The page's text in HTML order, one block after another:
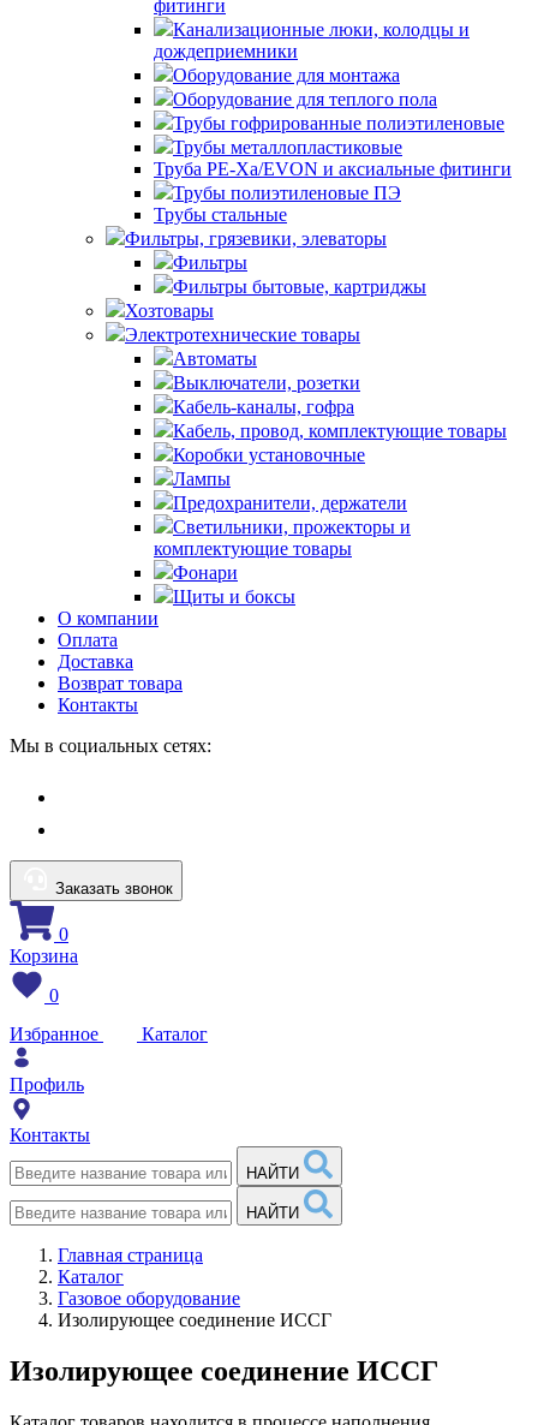
фитинги
Канализационные люки, колодцы и
дождеприемники
Оборудование для монтажа
Оборудование для теплого пола
Трубы гофрированные полиэтиленовые
Трубы металлопластиковые
Труба PE-Xa/EVON и аксиальные фитинги
Трубы полиэтиленовые ПЭ
Трубы стальные
Фильтры, грязевики, элеваторы
Фильтры
Фильтры бытовые, картриджы
Хозтовары
Электротехнические товары
Автоматы
Выключатели, розетки
Кабель-каналы, гофра
Кабель, провод, комплектующие товары
Коробки установочные
Лампы
Предохранители, держатели
Светильники, прожекторы и
комплектующие товары
Фонари
Щиты и боксы
О компании
Оплата
Доставка
Возврат товара
Контакты
Мы в социальных сетях:
Заказать звонок
0
Корзина
0
Избранное
Каталог
Профиль
Контакты
НАЙТИ
НАЙТИ
Главная страница
Каталог
Газовое оборудование
Изолирующее соединение ИССГ
Изолирующее соединение ИССГ